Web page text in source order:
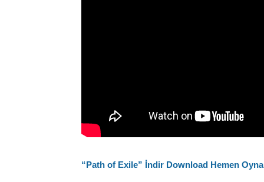
“Path of Exile” İndir Download Hemen Oyna